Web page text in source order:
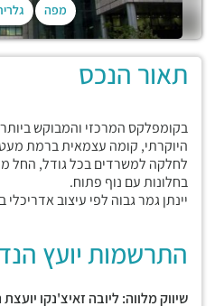
מפה
תאור הנכס
בקומפלקס המרכזי והמבוקש
בחלונות עם נוף פתוח.
יינתן גמר גבוה לפי עיצוב
התרשמות יועץ
שיווק מלווה: ליובה זאיצ'נקו